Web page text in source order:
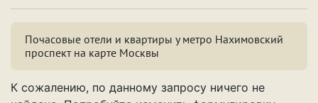
Почасовые отели и квартиры у метро Нахимовский
проспект на карте Москвы
К сожалению, по данному запросу ничего не